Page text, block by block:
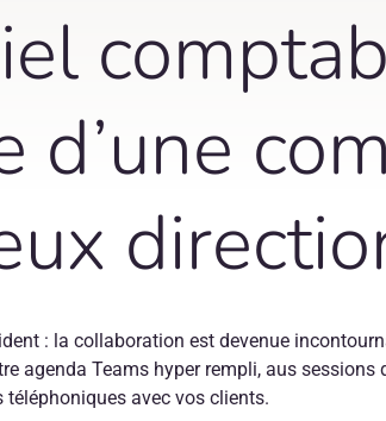
d’une
: la collaboration est devenue
agenda Teams hyper rempli, aus
téléphoniques avec vos clients.